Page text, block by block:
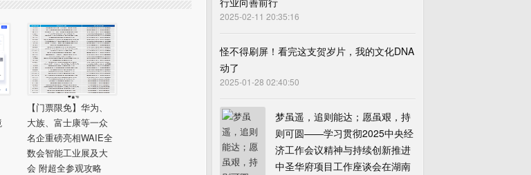
【门票限免】华为、
大族、富士康等一众
名企重磅亮相WAIE全
数会智能工业展及大
会 附超全参观攻略
2025-02-11 20:35:16
怪不得刷屏！看完这支贺岁片，我的文化DNA
动了
2025-01-28 02:40:50
梦虽遥，追则能达；愿虽艰，持
则可圆——学习贯彻2025中央经
济工作会议精神与持续创新推进
中圣华府项目工作座谈会在湖南